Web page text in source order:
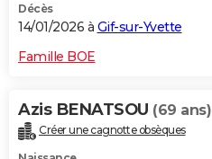
Décès
14/01/2026 à Gif-sur-Yvette
Famille BOE
Azis BENATSOU (69 ans)
Créer une cagnotte obsèques